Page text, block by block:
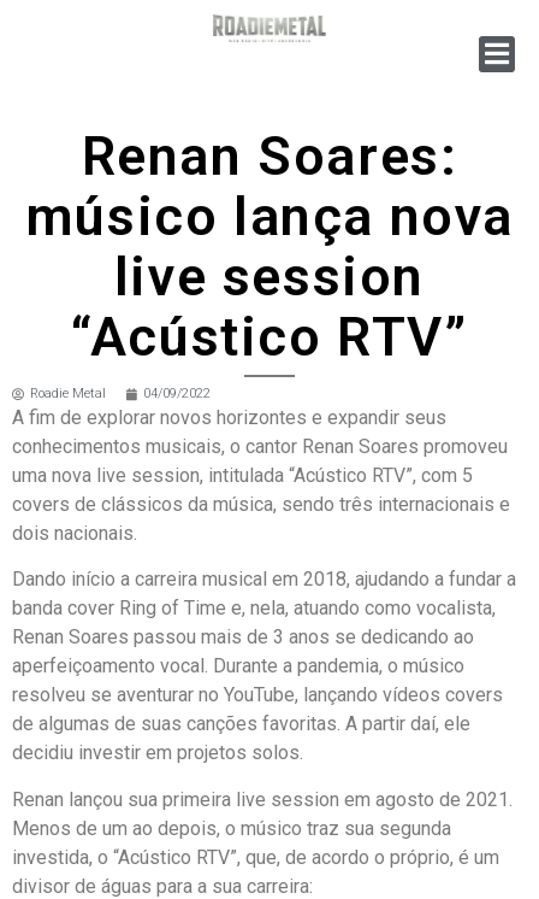
Renan Soares:
músico lança nova
live session
“Acústico RTV”
Roadie Metal 04/09/2022
A fim de explorar novos horizontes e expandir seus
conhecimentos musicais, o cantor Renan Soares promoveu
uma nova live session, intitulada “Acústico RTV”, com 5
covers de clássicos da música, sendo três internacionais e
dois nacionais.
Dando início a carreira musical em 2018, ajudando a fundar a
banda cover Ring of Time e, nela, atuando como vocalista,
Renan Soares passou mais de 3 anos se dedicando ao
aperfeiçoamento vocal. Durante a pandemia, o músico
resolveu se aventurar no YouTube, lançando vídeos covers
de algumas de suas canções favoritas. A partir daí, ele
decidiu investir em projetos solos.
Renan lançou sua primeira live session em agosto de 2021.
Menos de um ao depois, o músico traz sua segunda
investida, o “Acústico RTV”, que, de acordo o próprio, é um
divisor de águas para a sua carreira: